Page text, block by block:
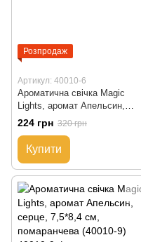
Розпродаж
Артикул: 40010-6
Ароматична свічка Magic
Lights, аромат Апельсин,
губи, 7,5*8,4 см, помаранчева
(40010-6)
224 грн 320 грн
Купити